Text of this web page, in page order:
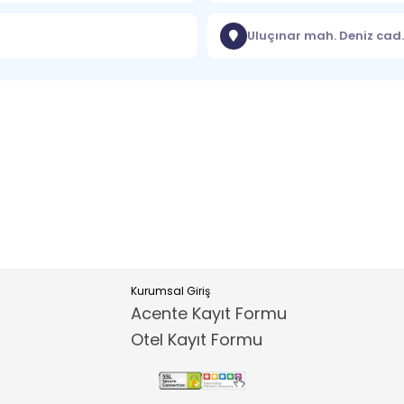
Uluçınar mah. Deniz
Kurumsal Giriş
Acente Kayıt Formu
Otel Kayıt Formu